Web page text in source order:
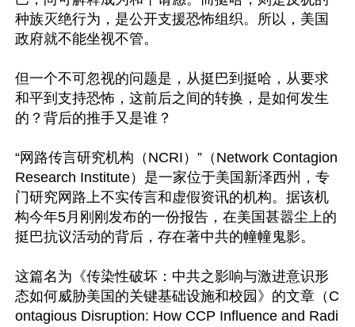
种族灭绝行为，是公开支援恐怖组织。所以，美国
政府就不能坐视不管。
但一个不可忽视的问题是，从挺巴到挺哈，从要求
和平到支持恐怖，这前后之间的转换，是如何发生
的？背后的推手又是谁？
“网路传言研究机构（NCRI）”（Network Contagion
Research Institute）是一家位于美国新泽西州，专
门研究网路上不实传言和虚假资讯的机构。据该机
构今年5月刚刚发布的一份报告，在美国甚嚣尘上的
挺巴抗议活动的背后，存在著中共的幢幢鬼影。
这篇名为《传染性破坏：中共之影响与激进意识形
态如何威胁美国的关键基础设施和校园》的文章（C
ontagious Disruption: How CCP Influence and Radi